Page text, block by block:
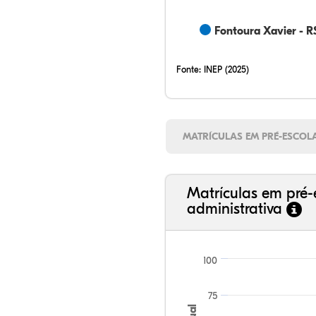
Fontoura Xavier -
Fonte: INEP (2025)
MATRÍCULAS EM PRÉ-
Matrículas em
administrativa
100
75